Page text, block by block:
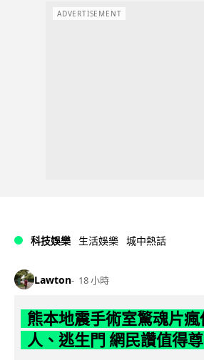
ADVERTISEMENT
科技娛樂 生活娛樂 城中熱話
Lawton 18 小時
熊本地震手術室驚魂片
人、逃生門 網民讚值得